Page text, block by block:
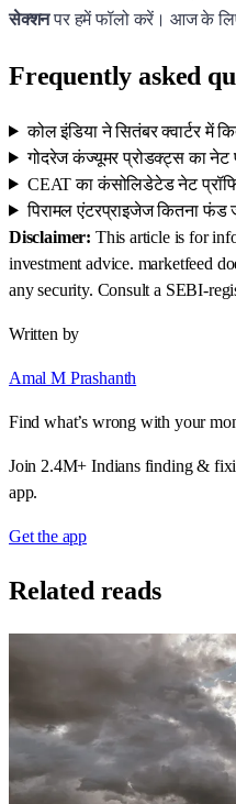
सेक्शनपर हमें फॉलो करें। आज के
Frequently asked
कोल इंडिया ने सितंबर क्वार्टर में
गोदरेज कंज्यूमर प्रोडक्ट्स का नेट
CEAT का कंसोलिडेटेड नेट
पिरामल एंटरप्राइजेज कितना फंड
Disclaimer: This article is for
investment advice. marketfeed
any security. Consult a SEBI-
Written by
Amal M Prashanth
Find what’s wrong with your
Join 2.4M+ Indians finding &
app.
Get the app
Related reads